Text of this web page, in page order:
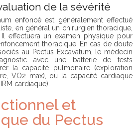
de la sévérité
enfoncé est généralement effectué
en général un chirurgien thoracique,
effectuera un examen physique pour
thoracique. En cas de doute
au Pectus Excavatum, le médecin
avec une batterie de tests
la capacité pulmonaire (exploration
VO2 max), ou la capacité cardiaque
cardiaque).
et
du Pectus